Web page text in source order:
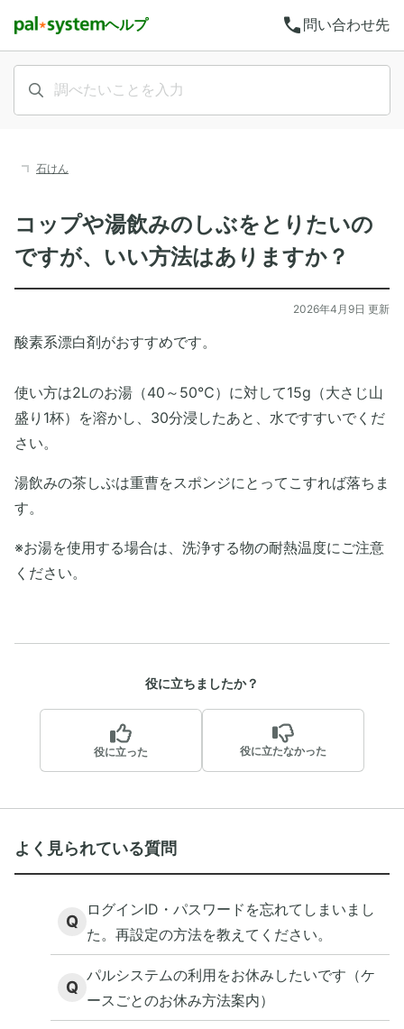
ヘルプ call 問い合わせ先
石けん
コップや湯飲みのしぶをとりたいの
ですが、いい方法はありますか？
2026年4月9日 更新
酸素系漂白剤がおすすめです。
使い方は2Lのお湯（40～50℃）に対して15g（大さじ山
盛り1杯）を溶かし、30分浸したあと、水ですすいでくだ
さい。
湯飲みの茶しぶは重曹をスポンジにとってこすれば落ちま
す。
※お湯を使用する場合は、洗浄する物の耐熱温度にご注意
ください。
役に立ちましたか？
役に立った 役に立たなかった
よく見られている質問
Q
ログインID・パスワードを忘れてしまいまし
た。再設定の方法を教えてください。
Q
パルシステムの利用をお休みしたいです（ケ
ースごとのお休み方法案内）